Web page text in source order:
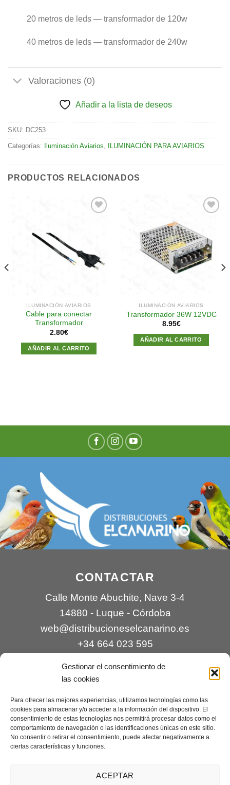
Gestionar el consentimiento de
las cookies
Para ofrecer las mejores experiencias, utilizamos tecnologías como las
cookies para almacenar y/o acceder a la información del dispositivo. El
consentimiento de estas tecnologías nos permitirá procesar datos como el
comportamiento de navegación o las identificaciones únicas en este sitio.
No consentir o retirar el consentimiento, puede afectar negativamente a
ciertas características y funciones.
ACEPTAR
20 metros de leds — transformador de 120w
40 metros de leds — transformador de 240w
Valoraciones (0)
Añadir a la lista de deseos
SKU: DC253
Categorías: Iluminación Aviarios, ILUMINACIÓN PARA AVIARIOS
PRODUCTOS RELACIONADOS
lista de
deseos
ILUMINACIÓN AVIARIOS
Cable para conectar
Transformador
2.80€
AÑADIR AL CARRITO
Añadir
a la
lista de
deseos
ILUMINACIÓN AVIARIOS
Transformador 36W 12VDC
8.95€
AÑADIR AL CARRITO
CONTACTAR
Calle Monte Abuchite, Nave 3-4
14880 - Luque - Córdoba
web@distribucioneselcanarino.es
+34 664 023 595
Contacto|Incidencias|Devoluciones |
Condiciones generales
Mantenimiento web a cargo deCreaciones Digitales – mantenimiento web